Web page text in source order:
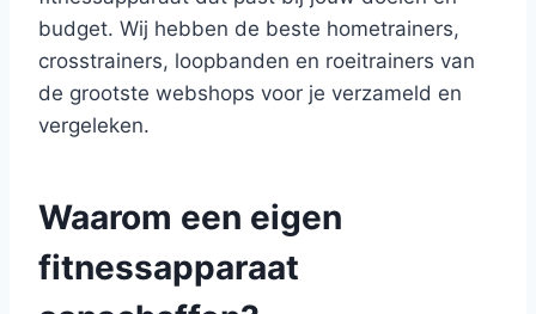
budget. Wij hebben de beste hometrainers,
crosstrainers, loopbanden en roeitrainers van
de grootste webshops voor je verzameld en
vergeleken.
Waarom een eigen
fitnessapparaat